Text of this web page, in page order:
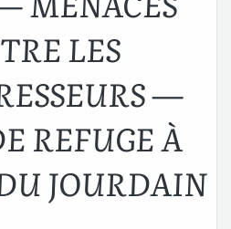
LES
—
REFUGE À
JOURDAIN